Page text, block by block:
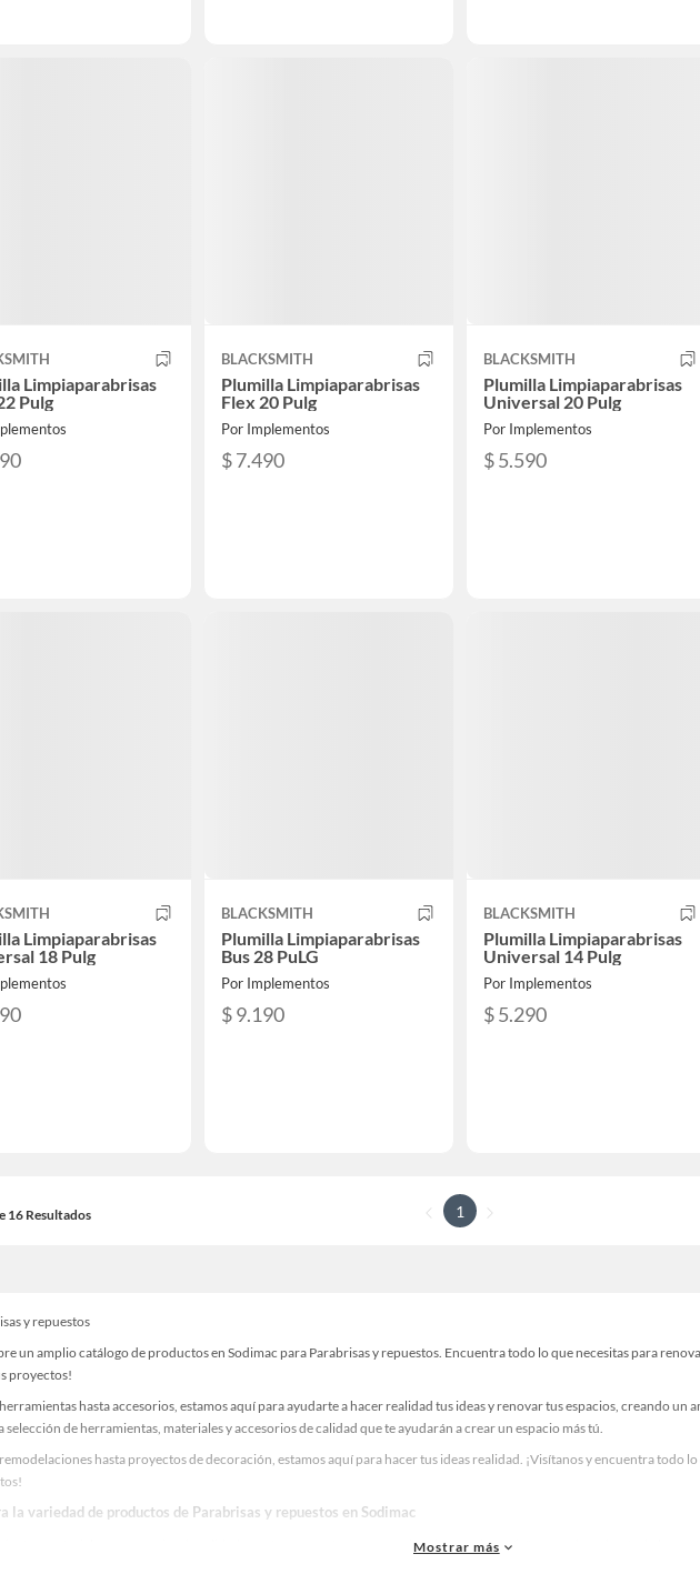
Limpiaparabrisas
Pulg
BLACKSMITH
Plumilla Limpiaparabrisas
Flex 20 Pulg
Por Implementos
$ 7.490
BLACKSMITH
Plumilla Limpiaparabrisas
Universal 20 Pulg
Por Implementos
$ 5.590
Limpiaparabrisas
18 Pulg
BLACKSMITH
Plumilla Limpiaparabrisas
Bus 28 PuLG
Por Implementos
$ 9.190
BLACKSMITH
Plumilla Limpiaparabrisas
Universal 14 Pulg
Por Implementos
$ 5.290
16 Resultados 1
y repuestos
un amplio catálogo de productos en Sodimac para Parabrisas y repuestos. Encuentra todo lo que necesitas para
proyectos!
hasta accesorios, estamos aquí para ayudarte a hacer realidad tus ideas y renovar tus espacios, creando
selección de herramientas, materiales y accesorios de calidad que te ayudarán a crear un espacio más tú.
hasta proyectos de decoración, estamos aquí para hacer tus ideas realidad. ¡Visítanos y encuentra todo
la variedad de productos de Parabrisas y repuestos en Sodimac
materiales y accesorios de calidad para tus proyectos y renovación de espacios. ¡Visítanos y descubre todo lo que
Mostrar más